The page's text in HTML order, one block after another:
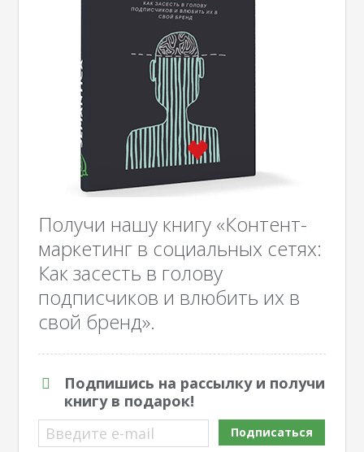
Получи нашу книгу «Контент-
маркетинг в социальных сетях:
Как засесть в голову
подписчиков и влюбить их в
свой бренд».
Подпишись на рассылку и получи
книгу в подарок!
Введите e-mail
Подписаться